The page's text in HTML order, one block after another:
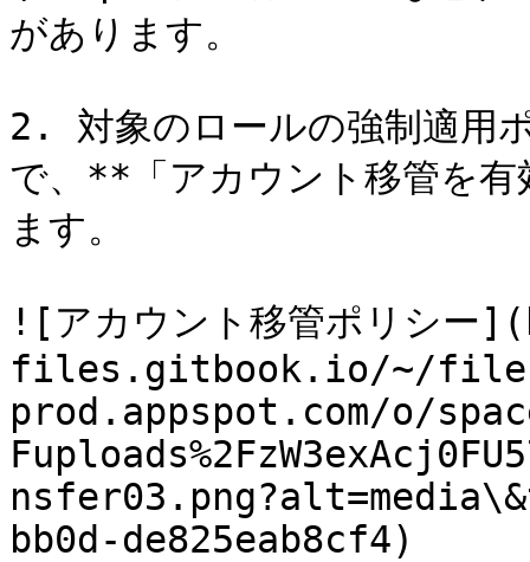
があります。
2. 対象のロールの強制適用
で、**「アカウント移管を
ます。
![アカウント移管ポリシ
files.gitbook.io/~/
prod.appspot.com/o/
bb0d-de825eab8cf4)